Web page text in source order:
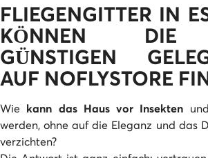
FLIEGENGITTER IN
KÖNNEN DIE
GÜNSTIGEN
AUF NOFLYSTORE
Wie kann das Haus vor Insekten
werden, ohne auf die Eleganz und das
verzichten?